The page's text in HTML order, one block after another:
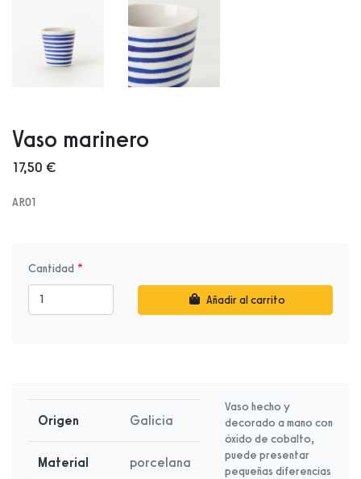
Vaso marinero
17,50 €
AR01
Cantidad
Añadir al carrito
Origen Galicia
Material porcelana
Vaso hecho y
decorado a mano con
óxido de cobalto,
puede presentar
pequeñas diferencias